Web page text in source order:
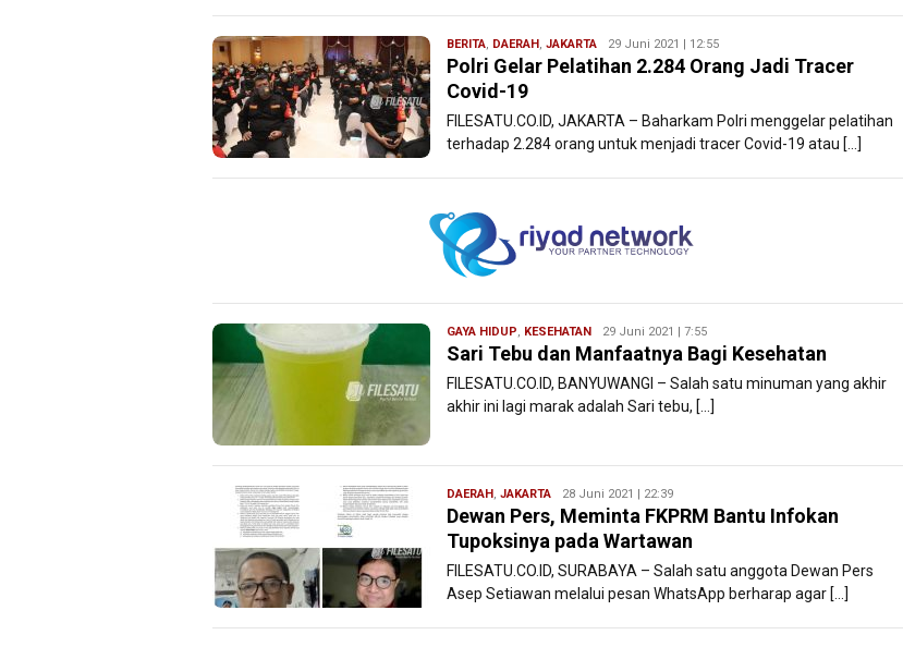
BERITA, DAERAH, JAKARTA Redaksi
Filesatu
29 Juni 2021 | 12:55
Polri Gelar Pelatihan 2.284 Orang Jadi Tracer
Covid-19
FILESATU.CO.ID, JAKARTA – Baharkam Polri menggelar pelatihan
terhadap 2.284 orang untuk menjadi tracer Covid-19 atau […]
GAYA HIDUP, KESEHATAN Redaksi
Filesatu
29 Juni 2021 | 7:55
Sari Tebu dan Manfaatnya Bagi Kesehatan
FILESATU.CO.ID, BANYUWANGI – Salah satu minuman yang akhir
akhir ini lagi marak adalah Sari tebu, […]
DAERAH, JAKARTA Redaksi
Filesatu
28 Juni 2021 | 22:39
Dewan Pers, Meminta FKPRM Bantu Infokan
Tupoksinya pada Wartawan
FILESATU.CO.ID, SURABAYA – Salah satu anggota Dewan Pers
Asep Setiawan melalui pesan WhatsApp berharap agar […]